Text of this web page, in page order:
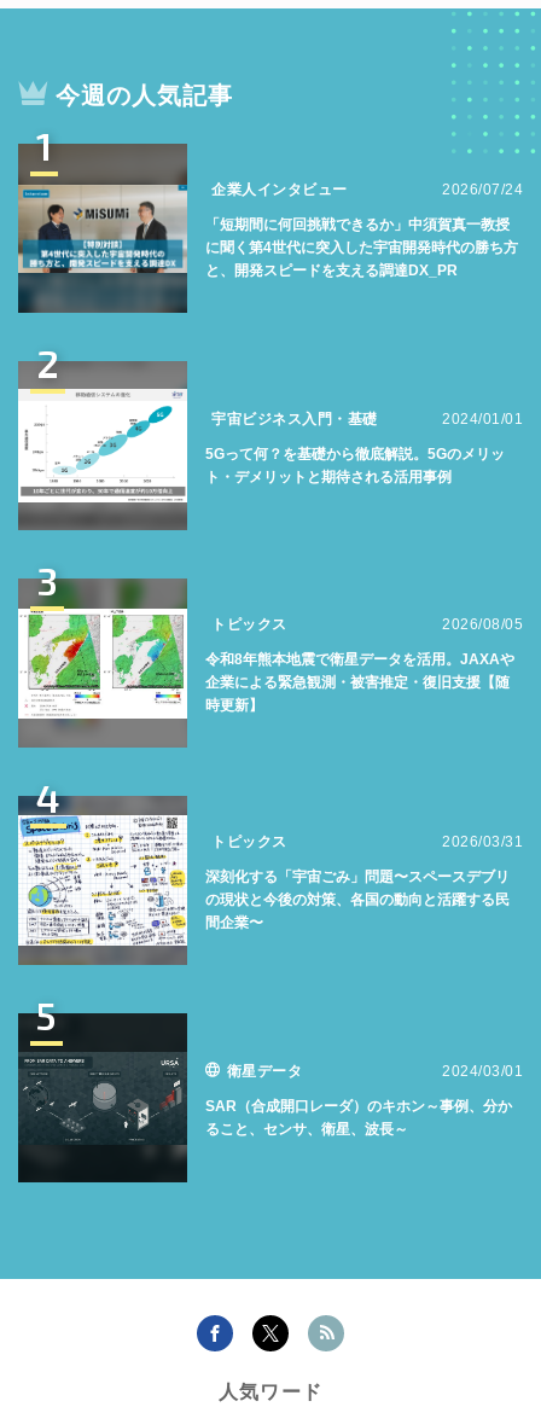
今週の人気記事
1
企業人インタビュー 2026/07/24
「短期間に何回挑戦できるか」中須賀真一教授
に聞く第4世代に突入した宇宙開発時代の勝ち方
と、開発スピードを支える調達DX_PR
2
宇宙ビジネス入門・基礎 2024/01/01
5Gって何？を基礎から徹底解説。5Gのメリッ
ト・デメリットと期待される活用事例
3
トピックス 2026/08/05
令和8年熊本地震で衛星データを活用。JAXAや
企業による緊急観測・被害推定・復旧支援【随
時更新】
4
トピックス 2026/03/31
深刻化する「宇宙ごみ」問題〜スペースデブリ
の現状と今後の対策、各国の動向と活躍する民
間企業〜
5
衛星データ 2024/03/01
SAR（合成開口レーダ）のキホン～事例、分か
ること、センサ、衛星、波長～
人気ワード